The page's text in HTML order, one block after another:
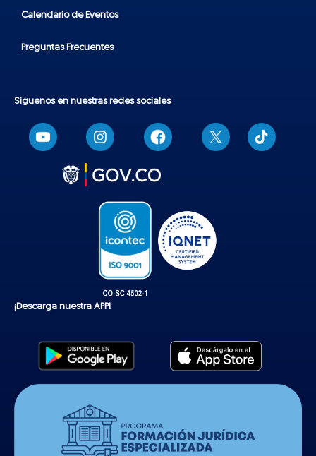
Calendario de Eventos
Preguntas Frecuentes
Síguenos en nuestras redes sociales
T
i
k
¡Descarga nuestra APP!